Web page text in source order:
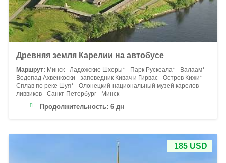
Древняя земля Карелии на автобусе
Маршрут: Минск - Ладожские Шхеры* - Парк Рускеала* - Валаам* -
Водопад Ахвенкоски - заповедник Кивач и Гирвас - Остров Кижи* -
Сплав по реке Шуя* - Олонецкий-национальный музей карелов-
ливвиков - Санкт-Петербург - Минск
Продолжительность: 6 дн
185 USD